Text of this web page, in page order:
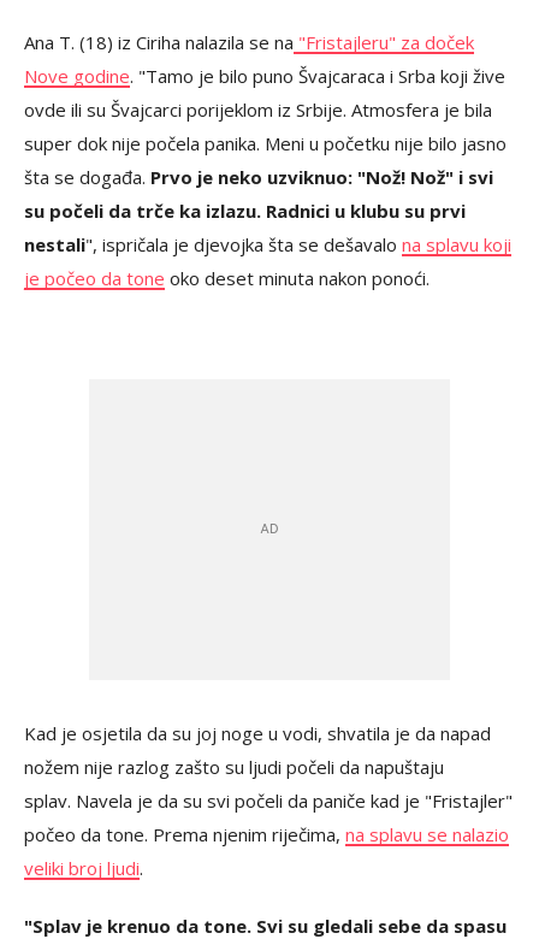
Ana T. (18) iz Ciriha nalazila se na "Fristajleru" za doček
Nove godine. "Tamo je bilo puno Švajcaraca i Srba koji žive
ovde ili su Švajcarci porijeklom iz Srbije. Atmosfera je bila
super dok nije počela panika. Meni u početku nije bilo jasno
šta se događa. Prvo je neko uzviknuo: "Nož! Nož" i svi
su počeli da trče ka izlazu. Radnici u klubu su prvi
nestali", ispričala je djevojka šta se dešavalo na splavu koji
je počeo da tone oko deset minuta nakon ponoći.
Kad je osjetila da su joj noge u vodi, shvatila je da napad
nožem nije razlog zašto su ljudi počeli da napuštaju
splav. Navela je da su svi počeli da paniče kad je "Fristajler"
počeo da tone. Prema njenim riječima, na splavu se nalazio
veliki broj ljudi.
"Splav je krenuo da tone. Svi su gledali sebe da spasu